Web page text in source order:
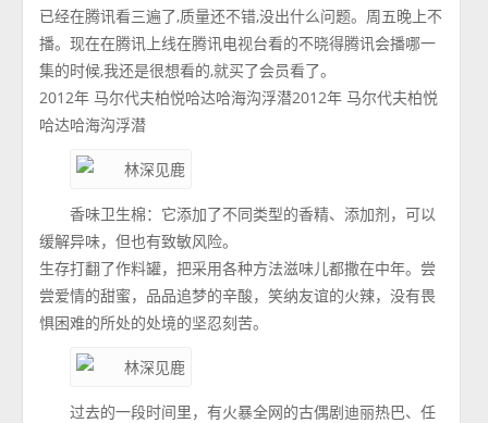
已经在腾讯看三遍了,质量还不错,没出什么问题。周五晚上不
播。现在在腾讯上线在腾讯电视台看的不晓得腾讯会播哪一
集的时候,我还是很想看的,就买了会员看了。
2012年 马尔代夫柏悦哈达哈海沟浮潜2012年 马尔代夫柏悦
哈达哈海沟浮潜
香味卫生棉：它添加了不同类型的香精、添加剂，可以
缓解异味，但也有致敏风险。
生存打翻了作料罐，把采用各种方法滋味儿都撒在中年。尝
尝爱情的甜蜜，品品追梦的辛酸，笑纳友谊的火辣，没有畏
惧困难的所处的处境的坚忍刻苦。
过去的一段时间里，有火暴全网的古偶剧迪丽热巴、任